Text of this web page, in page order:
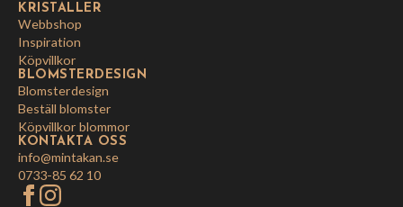
KRISTALLER
Webbshop
Inspiration
Köpvillkor
BLOMSTERDESIGN
Blomsterdesign
Beställ blomster
Köpvillkor blommor
KONTAKTA OSS
info@mintakan.se
0733-85 62 10